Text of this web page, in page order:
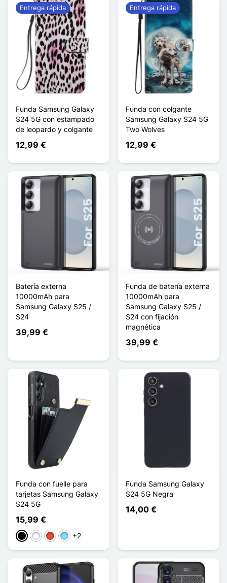
Funda Samsung Galaxy
S24 5G con estampado
de leopardo y colgante
12,99 €
Entrega rápida
Funda con colgante
Samsung Galaxy S24 5G
Two Wolves
12,99 €
Entrega rápida
Batería externa
10000mAh para
Samsung Galaxy S25 /
S24
39,99 €
Funda de batería externa
10000mAh para
Samsung Galaxy S25 /
S24 con fijación
magnética
39,99 €
Funda con fuelle para
tarjetas Samsung Galaxy
S24 5G
15,99 €
NegroBlancoRojoAzul claro
+2
Funda Samsung Galaxy
S24 5G Negra
14,00 €